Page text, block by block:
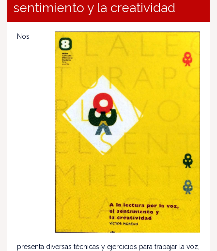
sentimiento y la creatividad
Nos
presenta diversas técnicas y ejercicios para trabajar la voz,